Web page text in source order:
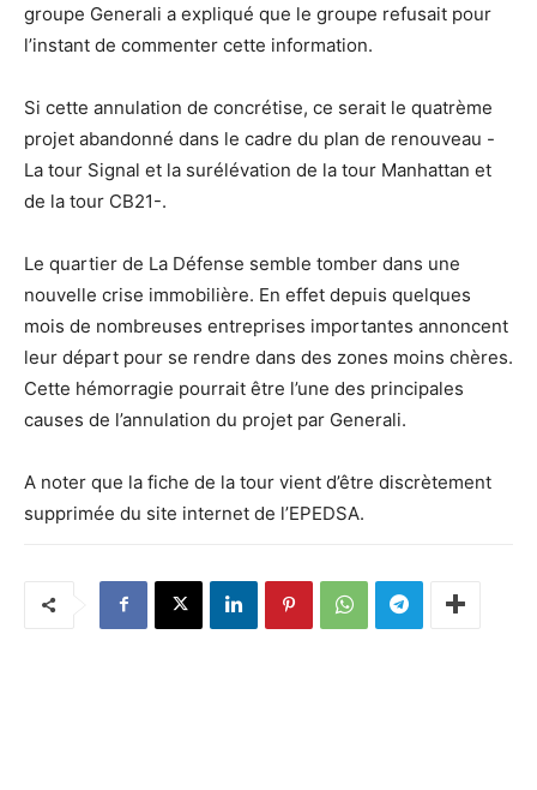
groupe Generali a expliqué que le groupe refusait pour
l’instant de commenter cette information.
Si cette annulation de concrétise, ce serait le quatrème
projet abandonné dans le cadre du plan de renouveau -
La tour Signal et la surélévation de la tour Manhattan et
de la tour CB21-.
Le quartier de La Défense semble tomber dans une
nouvelle crise immobilière. En effet depuis quelques
mois de nombreuses entreprises importantes annoncent
leur départ pour se rendre dans des zones moins chères.
Cette hémorragie pourrait être l’une des principales
causes de l’annulation du projet par Generali.
A noter que la fiche de la tour vient d’être discrètement
supprimée du site internet de l’EPEDSA.